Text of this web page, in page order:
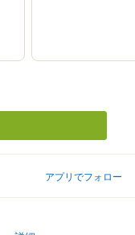
アプリでフォロー